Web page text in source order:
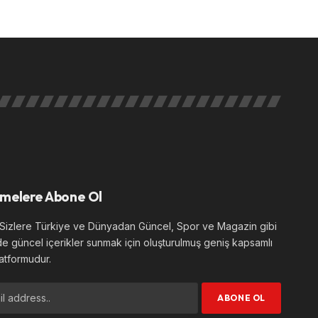
Abone Ol
Türkiye ve Dünyadan Güncel, Spor ve Magazin gibi
güncel içerikler sunmak için oluşturulmuş geniş kapsamlı